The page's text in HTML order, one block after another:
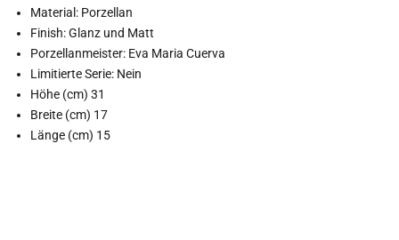
Material: Porzellan
Finish: Glanz und Matt
Porzellanmeister: Eva Maria Cuerva
Limitierte Serie: Nein
Höhe (cm) 31
Breite (cm) 17
Länge (cm) 15